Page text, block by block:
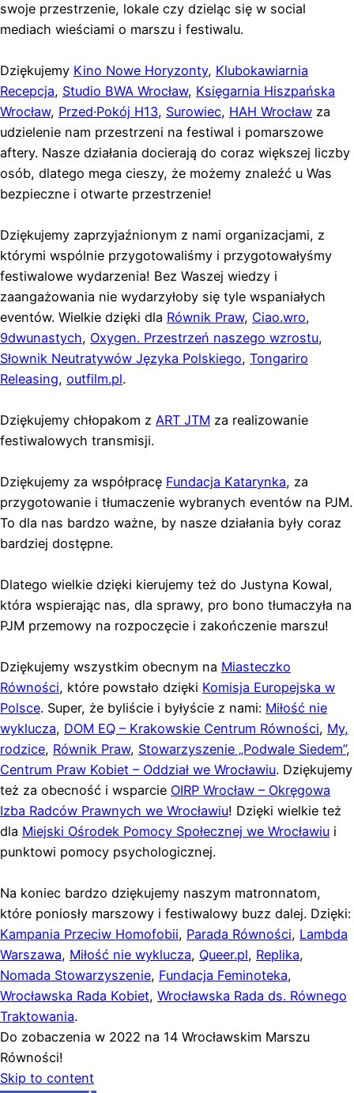
swoje przestrzenie, lokale czy dzieląc się w social
mediach wieściami o marszu i festiwalu.
Dziękujemy Kino Nowe Horyzonty, Klubokawiarnia
Recepcja, Studio BWA Wrocław, Księgarnia Hiszpańska
Wrocław, Przed·Pokój H13, Surowiec, HAH Wrocław za
udzielenie nam przestrzeni na festiwal i pomarszowe
aftery. Nasze działania docierają do coraz większej liczby
osób, dlatego mega cieszy, że możemy znaleźć u Was
bezpieczne i otwarte przestrzenie!
Dziękujemy zaprzyjaźnionym z nami organizacjami, z
którymi wspólnie przygotowaliśmy i przygotowałyśmy
festiwalowe wydarzenia! Bez Waszej wiedzy i
zaangażowania nie wydarzyłoby się tyle wspaniałych
eventów. Wielkie dzięki dla Równik Praw, Ciao.wro,
9dwunastych, Oxygen. Przestrzeń naszego wzrostu,
Słownik Neutratywów Języka Polskiego, Tongariro
Releasing, outfilm.pl.
Dziękujemy chłopakom z ART JTM za realizowanie
festiwalowych transmisji.
Dziękujemy za współpracę Fundacja Katarynka, za
przygotowanie i tłumaczenie wybranych eventów na PJM.
To dla nas bardzo ważne, by nasze działania były coraz
bardziej dostępne.
Dlatego wielkie dzięki kierujemy też do Justyna Kowal,
która wspierając nas, dla sprawy, pro bono tłumaczyła na
PJM przemowy na rozpoczęcie i zakończenie marszu!
Dziękujemy wszystkim obecnym na Miasteczko
Równości, które powstało dzięki Komisja Europejska w
Polsce. Super, że byliście i byłyście z nami: Miłość nie
wyklucza, DOM EQ – Krakowskie Centrum Równości, My,
rodzice, Równik Praw, Stowarzyszenie „Podwale Siedem”,
Centrum Praw Kobiet – Oddział we Wrocławiu. Dziękujemy
też za obecność i wsparcie OIRP Wrocław – Okręgowa
Izba Radców Prawnych we Wrocławiu! Dzięki wielkie też
dla Miejski Ośrodek Pomocy Społecznej we Wrocławiu i
punktowi pomocy psychologicznej.
Na koniec bardzo dziękujemy naszym matronnatom,
które poniosły marszowy i festiwalowy buzz dalej. Dzięki:
Kampania Przeciw Homofobii, Parada Równości, Lambda
Warszawa, Miłość nie wyklucza, Queer.pl, Replika,
Nomada Stowarzyszenie, Fundacja Feminoteka,
Wrocławska Rada Kobiet, Wrocławska Rada ds. Równego
Traktowania.
Do zobaczenia w 2022 na 14 Wrocławskim Marszu
Równości!
Skip to content